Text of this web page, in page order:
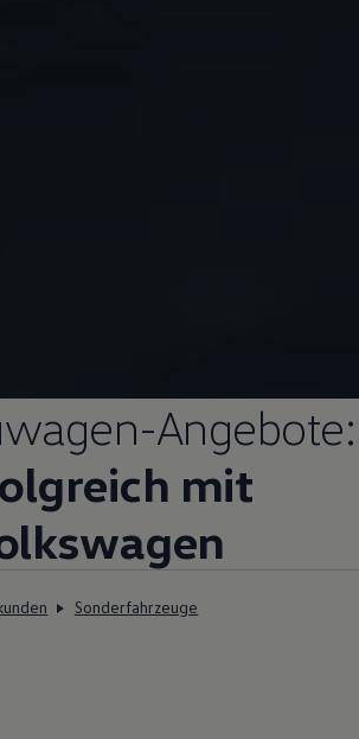
Angebote:
mit
Sonderfahrzeuge